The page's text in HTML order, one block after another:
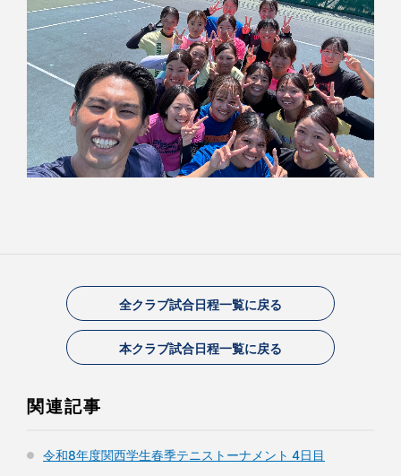
全クラブ試合日程一覧に戻る
本クラブ試合日程一覧に戻る
関連記事
令和8年度関西学生春季テニストーナメント 4日目